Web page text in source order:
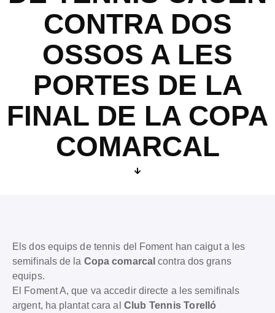
CONTRA DOS
OSSOS A LES
PORTES DE LA
FINAL DE LA COPA
COMARCAL
Els dos equips de tennis del Foment han caigut a les
semifinals de la Copa comarcalcontra dos grans
equips.
El Foment A, que va accedir directe a les semifinals
argent, ha plantat cara al Club Tennis Torelló